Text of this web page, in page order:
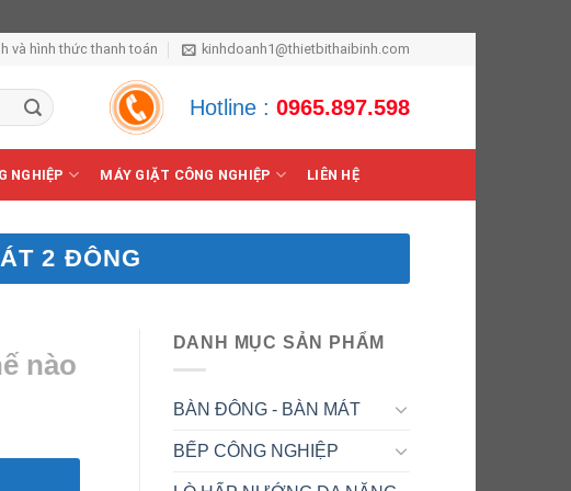
và hình thức thanh toán kinhdoanh1@thietbithaibinh.com
Hotline : 0965.897.598
NGHIỆP MÁY GIẶT CÔNG NGHIỆP LIÊN HỆ
2 ĐÔNG
nào
DANH MỤC SẢN PHẨM
BÀN ĐÔNG - BÀN MÁT
BẾP CÔNG NGHIỆP